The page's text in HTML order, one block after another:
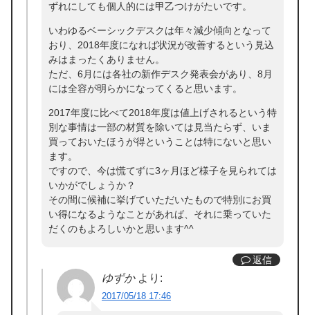
ずれにしても個人的には甲乙つけがたいです。
いわゆるベーシックデスクは年々減少傾向となって
おり、2018年度になれば状況が改善するという見込
みはまったくありません。
ただ、6月には各社の新作デスク発表会があり、8月
には全容が明らかになってくると思います。
2017年度に比べて2018年度は値上げされるという特
別な事情は一部の材質を除いては見当たらず、いま
買っておいたほうが得ということは特にないと思い
ます。
ですので、今は慌てずに3ヶ月ほど様子を見られては
いかがでしょうか？
その間に候補に挙げていただいたもので特別にお買
い得になるようなことがあれば、それに乗っていた
だくのもよろしいかと思います^^
返信
ゆずか より:
2017/05/18 17:46